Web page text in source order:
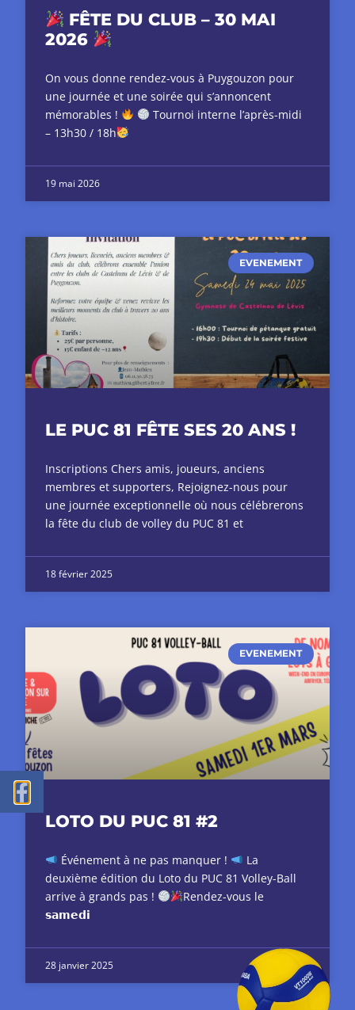
FÊTE DU CLUB – 30 MAI
2026
On vous donne rendez-vous à Puygouzon pour
une journée et une soirée qui s’annoncent
mémorables !
Tournoi interne l’après-midi
– 13h30 / 18h
19 mai 2026
EVENEMENT
LE PUC 81 FÊTE SES 20 ANS !
Inscriptions Chers amis, joueurs, anciens
membres et supporters, Rejoignez-nous pour
une journée exceptionnelle où nous célébrerons
la fête du club de volley du PUC 81 et
18 février 2025
EVENEMENT
LOTO DU PUC 81 #2
Événement à ne pas manquer !
La
deuxième édition du Loto du PUC 81 Volley-Ball
arrive à grands pas !
Rendez-vous le
𝘀𝗮𝗺𝗲𝗱𝗶
28 janvier 2025